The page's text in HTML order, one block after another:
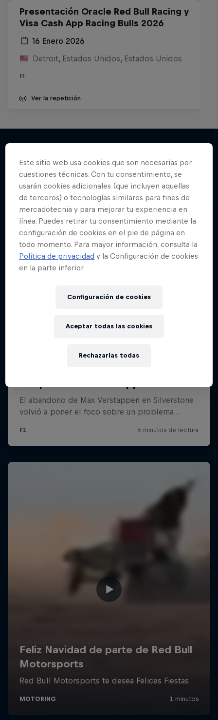
Presentación Oracle Red Bull Racing y
Visa Cash App Racing Bulls 2026
16 Enero 2026
Detroit, Estados Unidos, Estados Unidos
F1
Ver la repetición
Más contenidos similares
Este sitio web usa cookies que son necesarias por
cuestiones técnicas. Con tu consentimiento, se
usarán cookies adicionales (que incluyen aquellas
de terceros) o tecnologías similares para fines de
mercadotecnia y para mejorar tu experiencia en
línea. Puedes retirar tu consentimiento mediante la
configuración de cookies en el pie de página en
todo momento. Para mayor información, consulta la
Política de privacidad y la Configuración de cookies
en la parte inferior.
Configuración de cookies
Rechazarlas todas
Aceptar todas las cookies